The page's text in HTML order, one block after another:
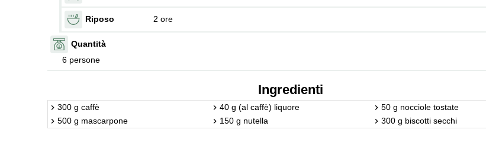
Riposo 2 ore
Quantità
6 persone
Ingredienti
300 g caffè 40 g (al caffè) liquore
50 g nocciole tostate
500 g mascarpone
150 g nutella 300 g biscotti secchi